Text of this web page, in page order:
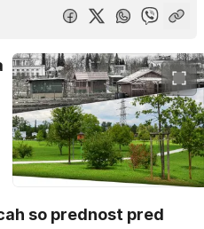
so prednost pred